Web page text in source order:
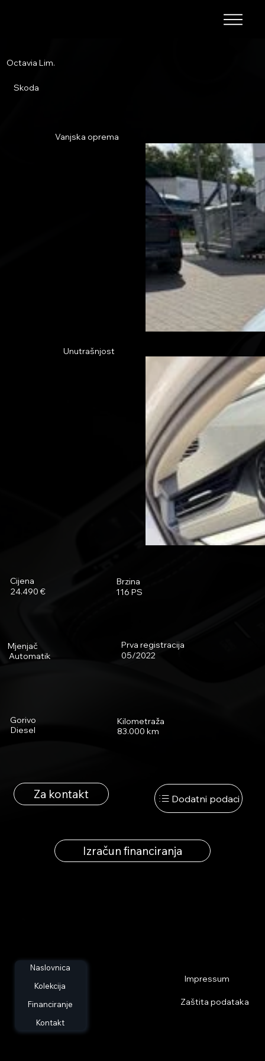
Octavia Lim.
Skoda
Vanjska oprema
Unutrašnjost
Prva registracija
05/2022
Mjenjač
Automatik
Gorivo
Diesel
Kilometraža
83.000 km
Brzina
116 PS
Cijena
24.490 €
Za kontakt
Izračun financiranja
Dodatni podaci
Naslovnica
Kolekcija
Financiranje
Kontakt
Impressum
Zaštita podataka